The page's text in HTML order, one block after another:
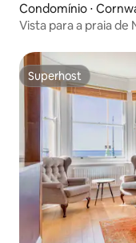
Condomínio ⋅
Vista para a praia
Superhost
Superhost